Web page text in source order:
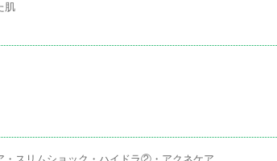
肌